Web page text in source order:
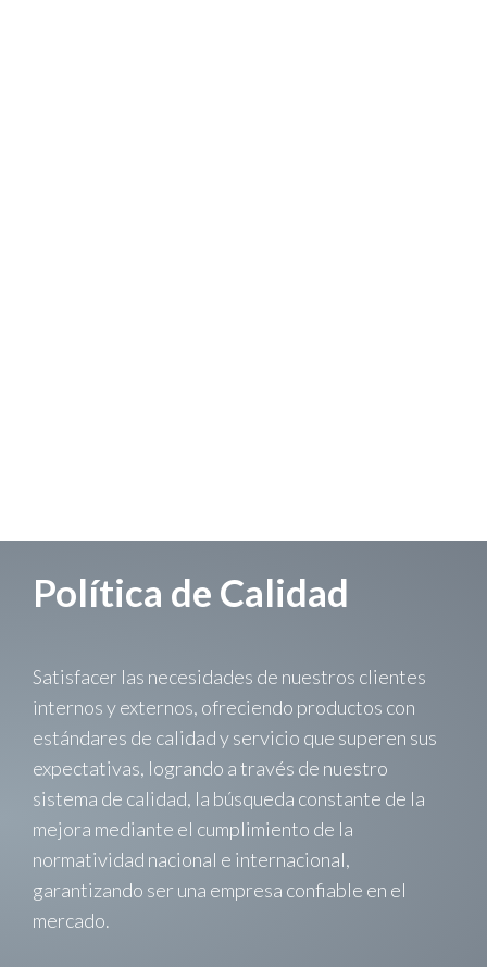
Política de Calidad
Satisfacer las necesidades de nuestros clientes
internos y externos, ofreciendo productos con
estándares de calidad y servicio que superen sus
expectativas, logrando a través de nuestro
sistema de calidad, la búsqueda constante de la
mejora mediante el cumplimiento de la
normatividad nacional e internacional,
garantizando ser una empresa confiable en el
mercado.